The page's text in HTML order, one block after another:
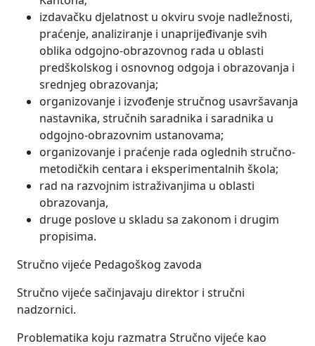
izdavačku djelatnost u okviru svoje nadležnosti,
praćenje, analiziranje i unaprijeđivanje svih
oblika odgojno-obrazovnog rada u oblasti
predškolskog i osnovnog odgoja i obrazovanja i
srednjeg obrazovanja;
organizovanje i izvođenje stručnog usavršavanja
nastavnika, stručnih saradnika i saradnika u
odgojno-obrazovnim ustanovama;
organizovanje i praćenje rada oglednih stručno-
metodičkih centara i eksperimentalnih škola;
rad na razvojnim istraživanjima u oblasti
obrazovanja,
druge poslove u skladu sa zakonom i drugim
propisima.
Stručno vijeće Pedagoškog zavoda
Stručno vijeće sačinjavaju direktor i stručni
nadzornici.
Problematika koju razmatra Stručno vijeće kao